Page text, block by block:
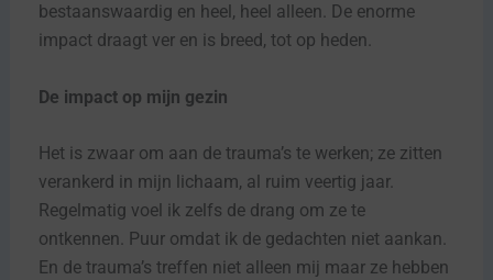
bestaanswaardig en heel, heel alleen. De enorme
impact draagt ver en is breed, tot op heden.
De impact op mijn gezin
Het is zwaar om aan de trauma’s te werken; ze zitten
verankerd in mijn lichaam, al ruim veertig jaar.
Regelmatig voel ik zelfs de drang om ze te
ontkennen. Puur omdat ik de gedachten niet aankan.
En de trauma’s treffen niet alleen mij maar ze hebben